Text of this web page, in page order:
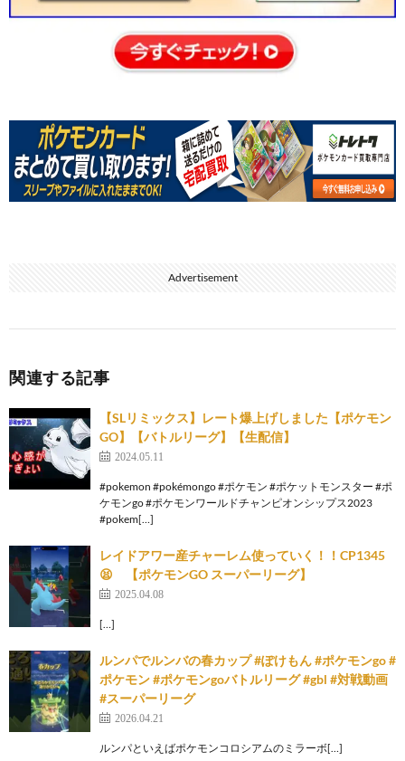
Advertisement
関連する記事
【SLリミックス】レート爆上げしました【ポケモン
GO】【バトルリーグ】【生配信】
2024.05.11
#pokemon #pokémongo #ポケモン #ポケットモンスター #ポ
ケモンgo #ポケモンワールドチャンピオンシップス2023
#pokem[…]
レイドアワー産チャーレム使っていく！！CP1345
😫 【ポケモンGO スーパーリーグ】
2025.04.08
[…]
ルンパでルンバの春カップ #ぽけもん #ポケモンgo #
ポケモン #ポケモンgoバトルリーグ #gbl #対戦動画
#スーパーリーグ
2026.04.21
ルンパといえばポケモンコロシアムのミラーボ[…]